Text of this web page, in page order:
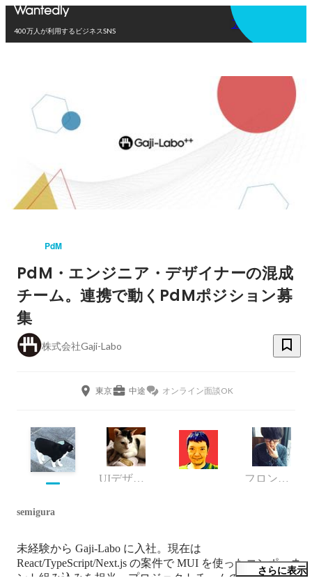
400万人が利用するビジネスSNS
アプリを使う
PdM
PdM・エンジニア・デザイナーの混成
チーム。連携で動くPdMポジション募
集
株式会社Gaji-Labo
東京 中途 オンライン面談OK
UIデザイナーリード フロントエンドエンジニア
semigura
未経験から Gaji-Labo に入社。現在は
React/TypeScript/Next.js の案件で MUI を使ったコンポーネ
ント組み込みを担当。プロジェクトチームのリードとして
さらに表示